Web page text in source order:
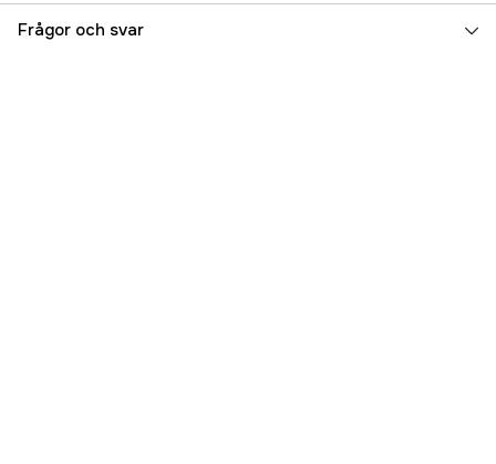
Referensnummer 5000092462
Frågor och svar